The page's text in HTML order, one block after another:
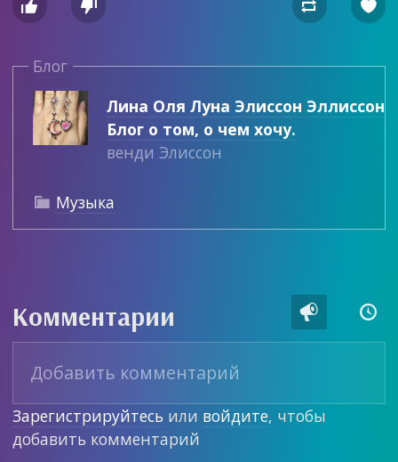
   
Блог
Лина Оля Луна Элиссон Эллиссон
Блог о том, о чем хочу.
венди Элиссон
 Музыка
Комментарии  
Зарегистрируйтесь или войдите, чтобы
добавить комментарий